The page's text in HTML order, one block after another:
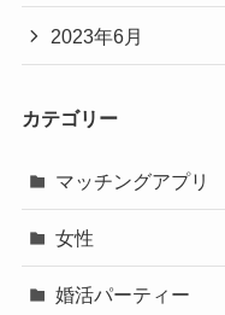
2023年6月
カテゴリー
マッチングアプリ
女性
婚活パーティー